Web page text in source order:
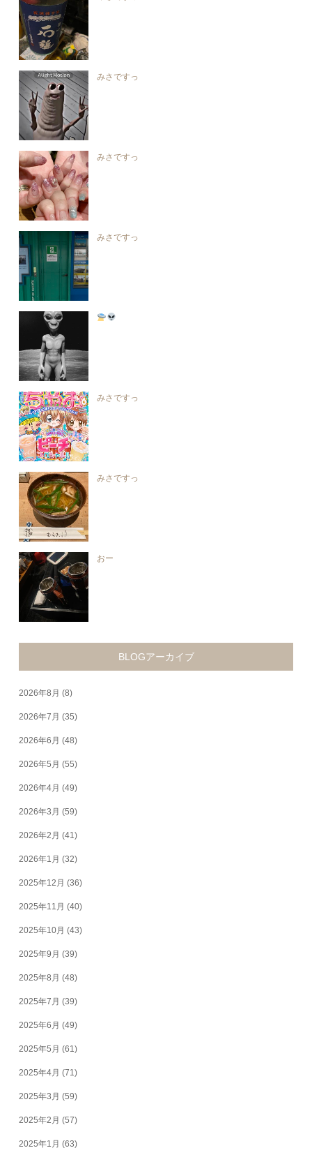
みさですっ
みさですっ
みさですっ
みさですっ
みさですっ
おー
BLOGアーカイブ
2026年8月 (8)
2026年7月 (35)
2026年6月 (48)
2026年5月 (55)
2026年4月 (49)
2026年3月 (59)
2026年2月 (41)
2026年1月 (32)
2025年12月 (36)
2025年11月 (40)
2025年10月 (43)
2025年9月 (39)
2025年8月 (48)
2025年7月 (39)
2025年6月 (49)
2025年5月 (61)
2025年4月 (71)
2025年3月 (59)
2025年2月 (57)
2025年1月 (63)